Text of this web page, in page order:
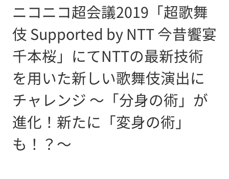
ニコニコ超会議2019「超歌舞
伎 Supported by NTT 今昔饗宴
千本桜」にてNTTの最新技術
を用いた新しい歌舞伎演出に
チャレンジ ～「分身の術」が
進化！新たに「変身の術」
も！？～